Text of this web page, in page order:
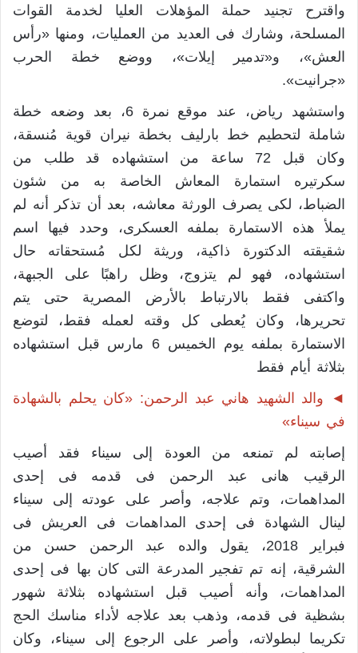
واقترح تجنيد حملة المؤهلات العليا لخدمة القوات
المسلحة، وشارك فى العديد من العمليات، ومنها «رأس
العش»، و«تدمير إيلات»، ووضع خطة الحرب
«جرانيت».
واستشهد رياض، عند موقع نمرة 6، بعد وضعه خطة
شاملة لتحطيم خط بارليف بخطة نيران قوية مُنسقة،
وكان قبل 72 ساعة من استشهاده قد طلب من
سكرتيره استمارة المعاش الخاصة به من شئون
الضباط، لكى يصرف الورثة معاشه، بعد أن تذكر أنه لم
يملأ هذه الاستمارة بملفه العسكرى، وحدد فيها اسم
شقيقته الدكتورة ذاكية، وريثة لكل مُستحقاته حال
استشهاده، فهو لم يتزوج، وظل راهبًا على الجبهة،
واكتفى فقط بالارتباط بالأرض المصرية حتى يتم
تحريرها، وكان يُعطى كل وقته لعمله فقط، لتوضع
الاستمارة بملفه يوم الخميس 6 مارس قبل استشهاده
بثلاثة أيام فقط
◄ والد الشهيد هاني عبد الرحمن: «كان يحلم بالشهادة
في سيناء»
إصابته لم تمنعه من العودة إلى سيناء فقد أصيب
الرقيب هانى عبد الرحمن فى قدمه فى إحدى
المداهمات، وتم علاجه، وأصر على عودته إلى سيناء
لينال الشهادة فى إحدى المداهمات فى العريش فى
فبراير 2018، يقول والده عبد الرحمن حسن من
الشرقية، إنه تم تفجير المدرعة التى كان بها فى إحدى
المداهمات، وأنه أصيب قبل استشهاده بثلاثة شهور
بشظية فى قدمه، وذهب بعد علاجه لأداء مناسك الحج
تكريما لبطولاته، وأصر على الرجوع إلى سيناء، وكان